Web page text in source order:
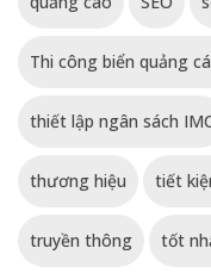
Thi công biển quảng
thiết lập ngân sách
thương hiệu tiết
truyền thông tốt